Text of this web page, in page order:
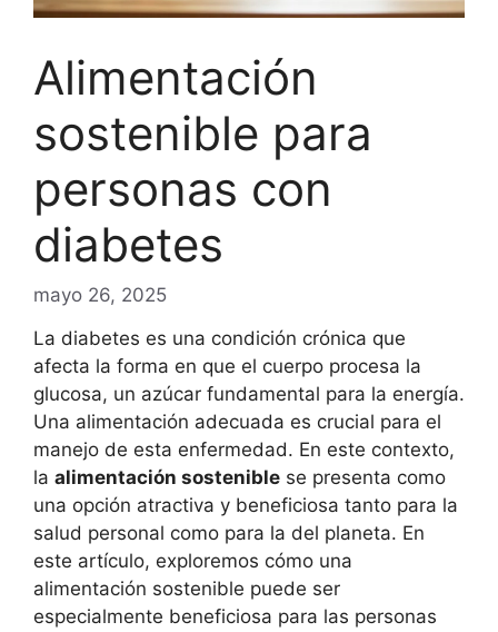
Alimentación
sostenible para
personas con
diabetes
mayo 26, 2025
La diabetes es una condición crónica que
afecta la forma en que el cuerpo procesa la
glucosa, un azúcar fundamental para la energía.
Una alimentación adecuada es crucial para el
manejo de esta enfermedad. En este contexto,
la alimentación sostenible se presenta como
una opción atractiva y beneficiosa tanto para la
salud personal como para la del planeta. En
este artículo, exploremos cómo una
alimentación sostenible puede ser
especialmente beneficiosa para las personas